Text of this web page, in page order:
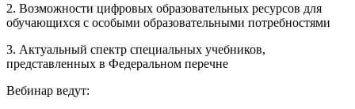
2. Возможности цифровых образовательных ресурсов для
обучающихся с особыми образовательными потребностями
3. Актуальный спектр специальных учебников,
представленных в Федеральном перечне
Вебинар ведут: